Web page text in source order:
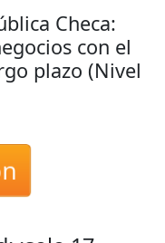
Checa:
con el
plazo (Nivel